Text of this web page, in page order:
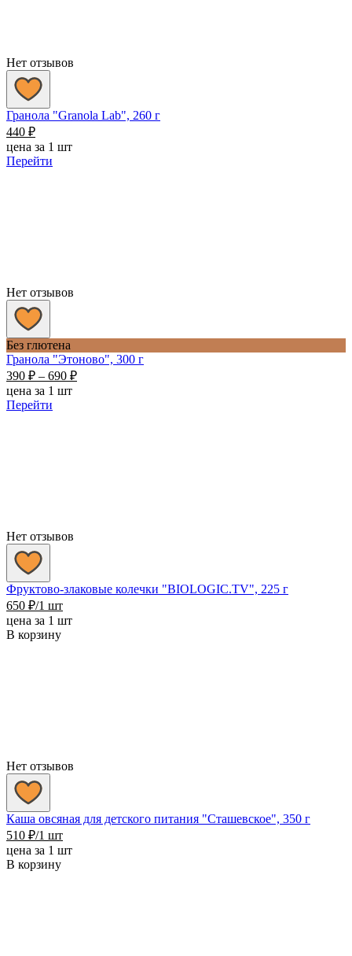
Нет отзывов
Гранола "Granola Lab", 260 г
440 ₽
цена за 1 шт
Перейти
Нет отзывов
Без глютена
Гранола "Этоново", 300 г
390 ₽ – 690 ₽Диапазон
цена за 1 шт
Перейти
Нет отзывов
Фруктово-злаковые колечки "BIOLOGIC.TV", 225 г
650 ₽/1 шт
цена за 1 шт
В корзину
Нет отзывов
Каша овсяная для детского питания "Сташевское", 350 г
510 ₽/1 шт
цена за 1 шт
В корзину